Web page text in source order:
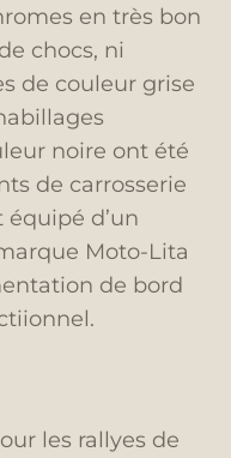
en très bon
chocs, ni
de couleur grise
noire ont été
de carrosserie
d’un
Moto-Lita
de bord
les rallyes de